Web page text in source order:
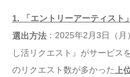
1. 「エントリーアーティスト」
選出方法 ：2025年2月3日（
し活リクエスト』がサービス
のリクエスト数が多かった
上